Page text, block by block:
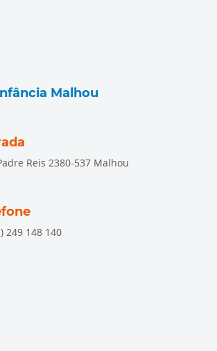
Malhou
Reis 2380-537 Malhou
249 148 140